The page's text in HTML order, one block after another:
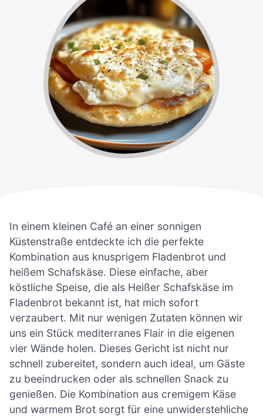
In einem kleinen Café an einer sonnigen
Küstenstraße entdeckte ich die perfekte
Kombination aus knusprigem Fladenbrot und
heißem Schafskäse. Diese einfache, aber
köstliche Speise, die als Heißer Schafskäse im
Fladenbrot bekannt ist, hat mich sofort
verzaubert. Mit nur wenigen Zutaten können wir
uns ein Stück mediterranes Flair in die eigenen
vier Wände holen. Dieses Gericht ist nicht nur
schnell zubereitet, sondern auch ideal, um Gäste
zu beeindrucken oder als schnellen Snack zu
genießen. Die Kombination aus cremigem Käse
und warmem Brot sorgt für eine unwiderstehliche